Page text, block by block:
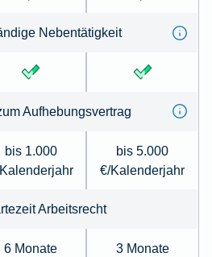
Nebentätigkeit
Aufhebungsvertrag
bis 1.000
bis 5.000
€/Kalenderjahr
Arbeitsrecht
6 Monate 3 Monate